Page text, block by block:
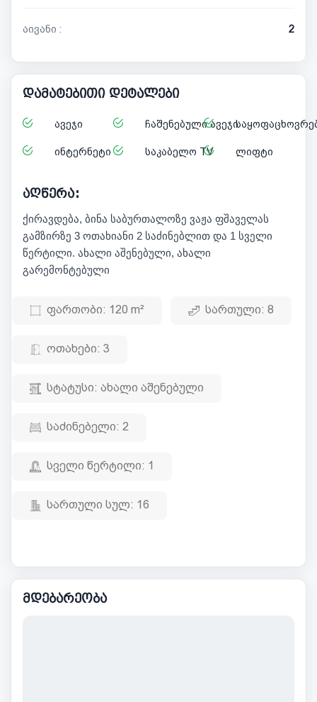
აივანი : 2
დამატებითი დეტალები
ავეჯი ჩაშენებული ავეჯი
ინტერნეტი საკაბელო TV ლიფტი
აღწერა:
ქირავდება, ბინა საბურთალოზე ვაჟა ფშაველას
გამზირზე 3 ოთახიანი 2 საძინებლით და 1 სველი
წერტილი. ახალი აშენებული, ახალი
გარემონტებული
ფართობი: 120 m² სართული: 8
ოთახები: 3
სტატუსი: ახალი აშენებული
საძინებელი: 2
სველი წერტილი: 1
სართული სულ: 16
მდებარეობა